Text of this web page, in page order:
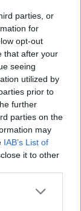
parties, or
for
opt-out
that after your
seeing
utilized by
prior to
further
parties on the
may
IAB’s List of
it to other
Google